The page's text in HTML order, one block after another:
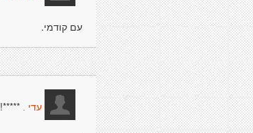
עם קודמי.
עדי . *****!